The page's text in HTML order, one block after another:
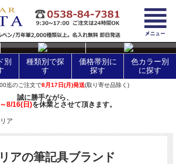
別
種類別で探
す
価格帯別に
探す
色カラー別
に探す
迄のご注文で8月17日(月)発送(取り寄せ品除く)
誠に勝手ながら、
8/16(日)を休業とさせて頂きます。
ア
アの筆記具ブランド